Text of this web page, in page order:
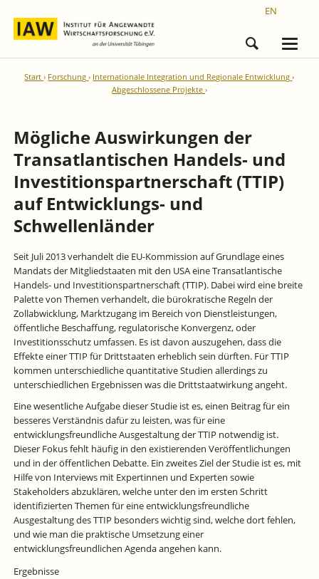
EN
Start Forschung
Internationale Integration und Regionale Entwicklung
Abgeschlossene Projekte
Mögliche Auswirkungen der
Transatlantischen Handels- und
Investitionspartnerschaft (TTIP)
auf Entwicklungs- und
Schwellenländer
Seit Juli 2013 verhandelt die EU-Kommission auf Grundlage eines
Mandats der Mitgliedstaaten mit den USA eine Transatlantische
Handels- und Investitionspartnerschaft (TTIP). Dabei wird eine breite
Palette von Themen verhandelt, die bürokratische Regeln der
Zollabwicklung, Marktzugang im Bereich von Dienstleistungen,
öffentliche Beschaffung, regulatorische Konvergenz, oder
Investitionsschutz umfassen. Es ist davon auszugehen, dass die
Effekte einer TTIP für Drittstaaten erheblich sein dürften. Für TTIP
kommen unterschiedliche quantitative Studien allerdings zu
unterschiedlichen Ergebnissen was die Drittstaatwirkung angeht.
Eine wesentliche Aufgabe dieser Studie ist es, einen Beitrag für ein
besseres Verständnis dafür zu leisten, was für eine
entwicklungsfreundliche Ausgestaltung der TTIP notwendig ist.
Dieser Fokus fehlt häufig in den existierenden Veröffentlichungen
und in der öffentlichen Debatte. Ein zweites Ziel der Studie ist es, mit
Hilfe von Interviews mit Expertinnen und Experten sowie
Stakeholders abzuklären, welche unter den im ersten Schritt
identifizierten Themen für eine entwicklungsfreundliche
Ausgestaltung des TTIP besonders wichtig sind, welche dort fehlen,
und wie man die praktische Umsetzung einer
entwicklungsfreundlichen Agenda angehen kann.
Ergebnisse